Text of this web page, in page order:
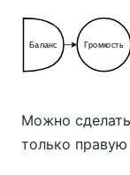
Можно
только правую